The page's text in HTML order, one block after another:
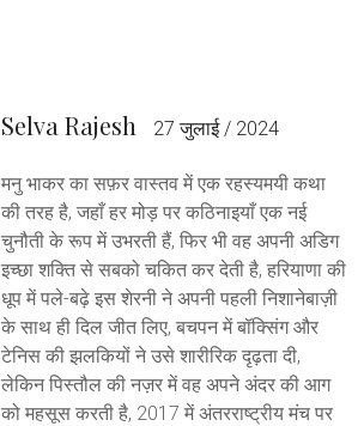
Selva Rajesh 27 जुलाई / 2024
मनु भाकर का सफ़र वास्तव में एक रहस्यमयी कथा
की तरह है, जहाँ हर मोड़ पर कठिनाइयाँ एक नई
चुनौती के रूप में उभरती हैं, फिर भी वह अपनी अडिग
इच्छा शक्ति से सबको चकित कर देती है, हरियाणा की
धूप में पले-बढ़े इस शेरनी ने अपनी पहली निशानेबाज़ी
के साथ ही दिल जीत लिए, बचपन में बॉक्सिंग और
टेनिस की झलकियों ने उसे शारीरिक दृढ़ता दी,
लेकिन पिस्तौल की नज़र में वह अपने अंदर की आग
को महसूस करती है, 2017 में अंतरराष्ट्रीय मंच पर